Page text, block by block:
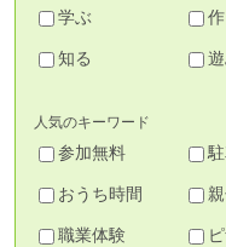
学ぶ
知る
人気のキーワード
参加無料
おうち時間
職業体験